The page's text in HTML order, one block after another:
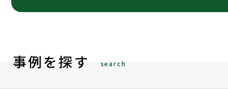
事例を探す search